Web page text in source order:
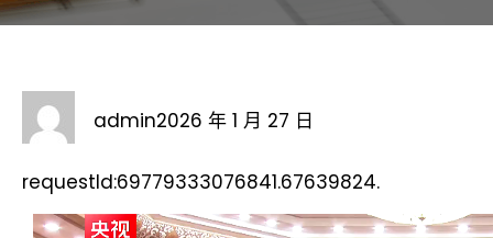
admin2026 年 1 月 27 日
requestId:69779333076841.67639824.